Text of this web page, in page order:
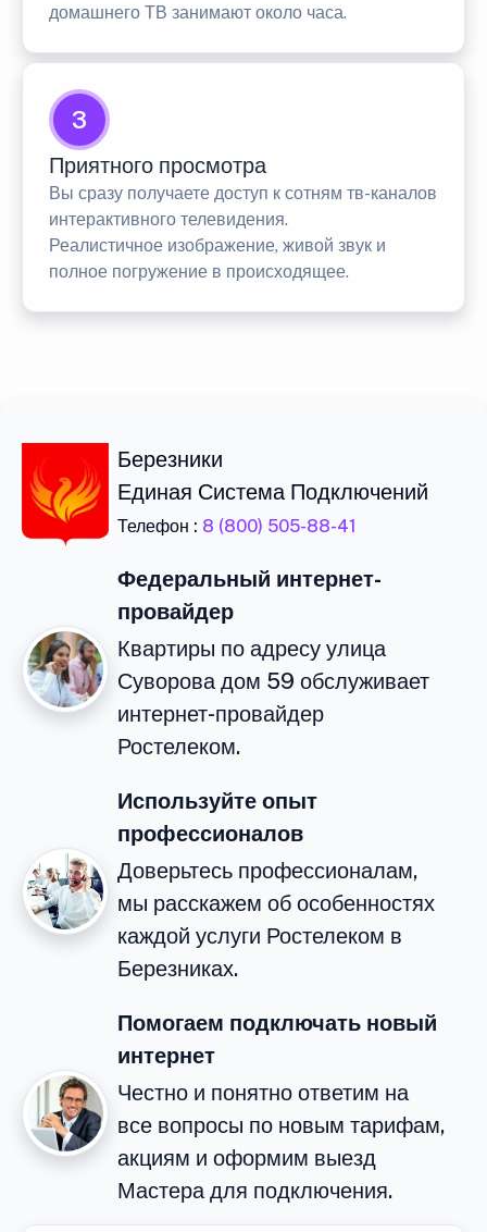
домашнего ТВ занимают около часа.
3
Приятного просмотра
Вы сразу получаете доступ к сотням тв-каналов
интерактивного телевидения.
Реалистичное изображение, живой звук и
полное погружение в происходящее.
Березники
Единая Система Подключений
Телефон : 8 (800) 505-88-41
Федеральный интернет-
провайдер
Квартиры по адресу улица
Суворова дом 59 обслуживает
интернет-провайдер
Ростелеком.
Используйте опыт
профессионалов
Доверьтесь профессионалам,
мы расскажем об особенностях
каждой услуги Ростелеком в
Березниках.
Помогаем подключать новый
интернет
Честно и понятно ответим на
все вопросы по новым тарифам,
акциям и оформим выезд
Мастера для подключения.